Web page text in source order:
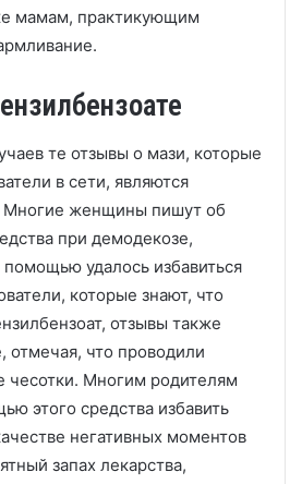
мамам, практикующим
те отзывы о мази, которые
в сети, являются
женщины пишут об
при демодекозе,
помощью удалось избавиться
которые знают, что
отзывы также
отмечая, что проводили
чесотки. Многим родителям
этого средства избавить
негативных моментов
запах лекарства,